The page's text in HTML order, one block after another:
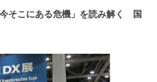
今そこにある危機」を読み解く 国